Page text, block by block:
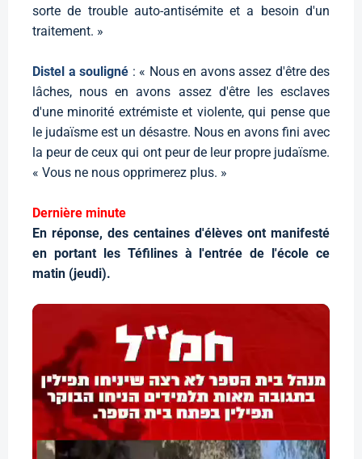
sorte de trouble auto-antisémite et a besoin d'un
traitement. »
Distel a souligné : « Nous en avons assez d'être des
lâches, nous en avons assez d'être les esclaves
d'une minorité extrémiste et violente, qui pense que
le judaïsme est un désastre. Nous en avons fini avec
la peur de ceux qui ont peur de leur propre judaïsme.
« Vous ne nous opprimerez plus. »
Dernière minute
En réponse, des centaines d'élèves ont manifesté
en portant les Téfilines à l'entrée de l'école ce
matin (jeudi).